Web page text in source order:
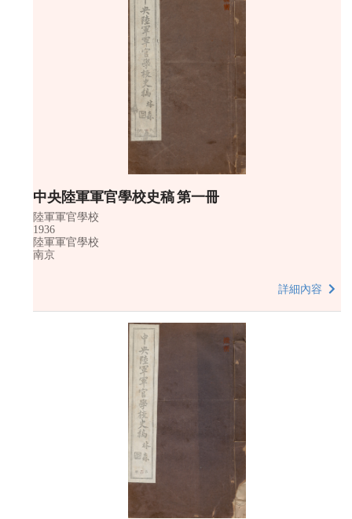
中央陸軍軍官學校史稿 第一冊
陸軍軍官學校
1936
陸軍軍官學校
南京
詳細內容